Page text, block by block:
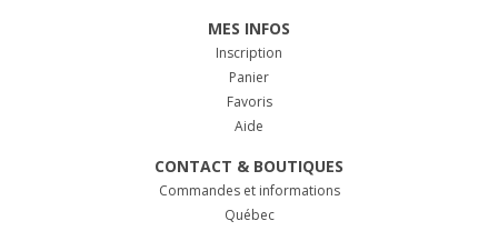
MES INFOS
Inscription
Panier
Favoris
Aide
CONTACT & BOUTIQUES
Commandes et informations
Québec